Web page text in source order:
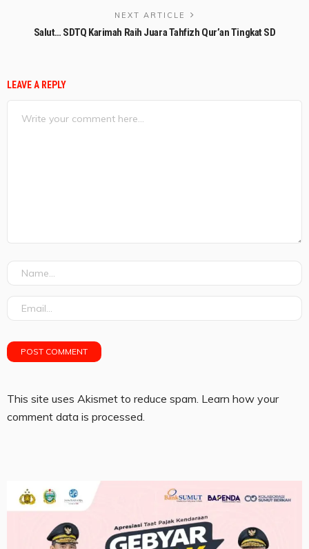
NEXT ARTICLE
Salut… SDTQ Karimah Raih Juara Tahfizh Qur’an Tingkat SD
LEAVE A REPLY
This site uses Akismet to reduce spam. Learn how your
comment data is processed.